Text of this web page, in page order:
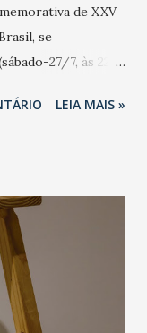
de XXV
se
27/7, às 22
marca o início
e gratuito. O
como “Alma
ritmos
criando
do DFB, a
LEIA MAIS »